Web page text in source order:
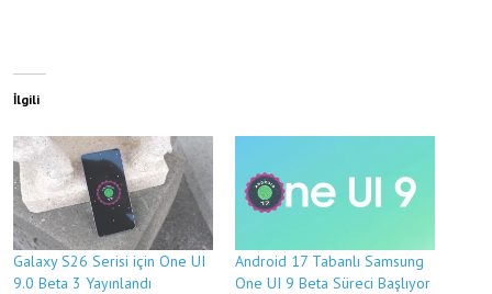
İlgili
Galaxy S26 Serisi için One UI
9.0 Beta 3 Yayınlandı
Android 17 Tabanlı Samsung
One UI 9 Beta Süreci Başlıyor